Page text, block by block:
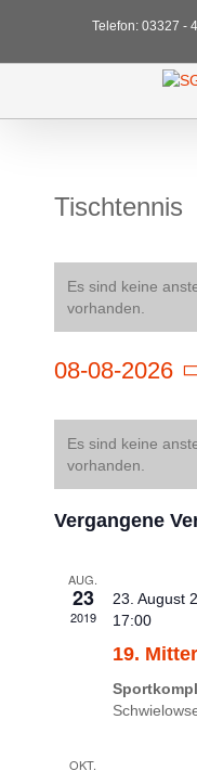
Telefon: 03327 -
Tischtennis
Es sind keine
vorhanden.
08-08-2026
wählen.
Kalender
von
Es sind keine
vorhanden.
Vergangene
AUG.
23
2019
23. August
17:00
19.
OKT.